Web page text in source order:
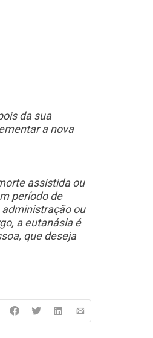
da sua
a nova
assistida ou
período de
ou
a eutanásia é
que deseja